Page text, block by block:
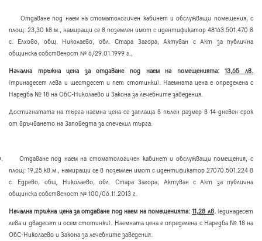
Отдаване под наем на стоматологичен кабинет и обслужващи помещения, с
площ: 23,30 кв.м., намиращи се в поземлен имот с идентификатор 48163.501.470 в
с. Елхово, общ. Николаево, обл. Стара Загора, Актуван с Акт за публична
общинска собственост № 6/29.01.1999 г.,
Начална тръжна цена за отдаване под наем на помещенията:13,65 лв.
(тринадесет лева и шестдесет и пет стотинки). Наемната цена е определена с
Наредба № 18 на ОбС-Николаево и Закона за лечебните заведения.
Достигнатата на търга наемна цена се заплаща в пълен размер в 14-дневен срок
от връчването на Заповедта за спечелил търга.
Отдаване под наем на стоматологичен кабинет и обслужващи помещения, с
площ: 19,25 кв.м., намиращи се в поземлен имот с идентификатор 27070.501.224 в
с. Едрево, общ. Николаево, обл. Стара Загора, Актуван с Акт за публична
общинска собственост № 100/06.11.2013 г.
Начална тръжна цена за отдаване под наем на помещенията:11,28 лв.(единадесет
лева и двадесет и осем стотинки). Наемната цена е определена с Наредба № 18 на
ОбС-Николаево и Закона за лечебните заведения.